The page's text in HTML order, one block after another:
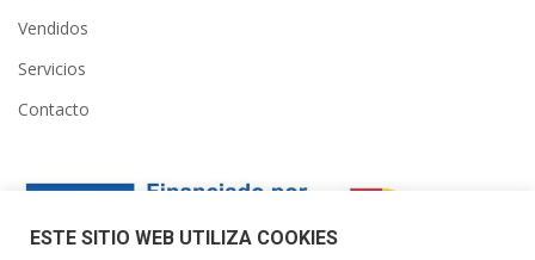
Vendidos
Servicios
Contacto
ESTE SITIO WEB UTILIZA COOKIES